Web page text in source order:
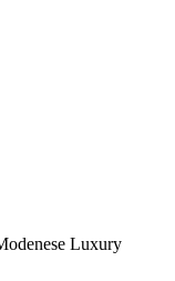
Luxury